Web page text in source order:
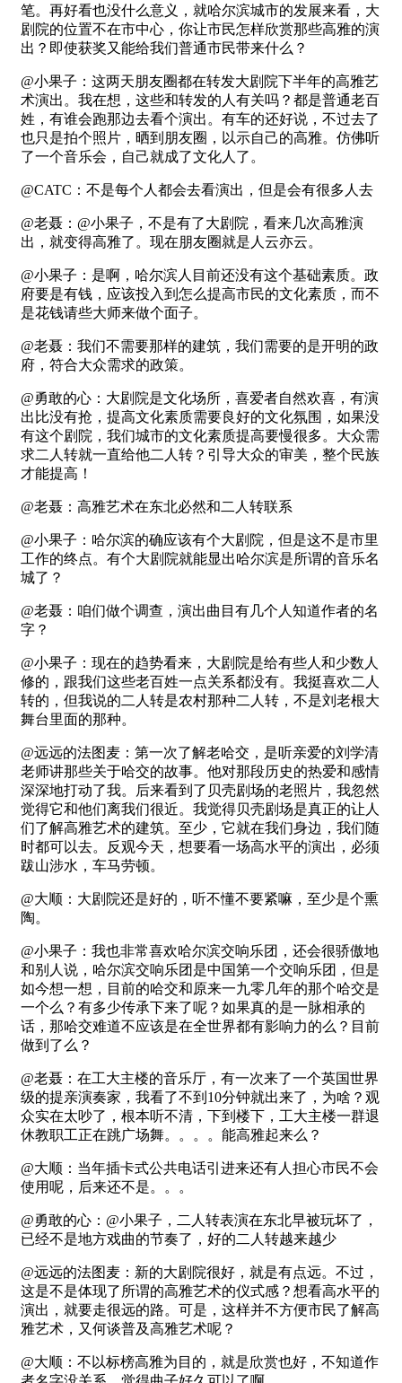
笔。再好看也没什么意义，就哈尔滨城市的发展来看，大
剧院的位置不在市中心，你让市民怎样欣赏那些高雅的演
出？即使获奖又能给我们普通市民带来什么？
@小果子：这两天朋友圈都在转发大剧院下半年的高雅艺
术演出。我在想，这些和转发的人有关吗？都是普通老百
姓，有谁会跑那边去看个演出。有车的还好说，不过去了
也只是拍个照片，晒到朋友圈，以示自己的高雅。仿佛听
了一个音乐会，自己就成了文化人了。
@CATC：不是每个人都会去看演出，但是会有很多人去
@老聂：@小果子，不是有了大剧院，看来几次高雅演
出，就变得高雅了。现在朋友圈就是人云亦云。
@小果子：是啊，哈尔滨人目前还没有这个基础素质。政
府要是有钱，应该投入到怎么提高市民的文化素质，而不
是花钱请些大师来做个面子。
@老聂：我们不需要那样的建筑，我们需要的是开明的政
府，符合大众需求的政策。
@勇敢的心：大剧院是文化场所，喜爱者自然欢喜，有演
出比没有抢，提高文化素质需要良好的文化氛围，如果没
有这个剧院，我们城市的文化素质提高要慢很多。大众需
求二人转就一直给他二人转？引导大众的审美，整个民族
才能提高！
@老聂：高雅艺术在东北必然和二人转联系
@小果子：哈尔滨的确应该有个大剧院，但是这不是市里
工作的终点。有个大剧院就能显出哈尔滨是所谓的音乐名
城了？
@老聂：咱们做个调查，演出曲目有几个人知道作者的名
字？
@小果子：现在的趋势看来，大剧院是给有些人和少数人
修的，跟我们这些老百姓一点关系都没有。我挺喜欢二人
转的，但我说的二人转是农村那种二人转，不是刘老根大
舞台里面的那种。
@远远的法图麦：第一次了解老哈交，是听亲爱的刘学清
老师讲那些关于哈交的故事。他对那段历史的热爱和感情
深深地打动了我。后来看到了贝壳剧场的老照片，我忽然
觉得它和他们离我们很近。我觉得贝壳剧场是真正的让人
们了解高雅艺术的建筑。至少，它就在我们身边，我们随
时都可以去。反观今天，想要看一场高水平的演出，必须
跋山涉水，车马劳顿。
@大顺：大剧院还是好的，听不懂不要紧嘛，至少是个熏
陶。
@小果子：我也非常喜欢哈尔滨交响乐团，还会很骄傲地
和别人说，哈尔滨交响乐团是中国第一个交响乐团，但是
如今想一想，目前的哈交和原来一九零几年的那个哈交是
一个么？有多少传承下来了呢？如果真的是一脉相承的
话，那哈交难道不应该是在全世界都有影响力的么？目前
做到了么？
@老聂：在工大主楼的音乐厅，有一次来了一个英国世界
级的提亲演奏家，我看了不到10分钟就出来了，为啥？观
众实在太吵了，根本听不清，下到楼下，工大主楼一群退
休教职工正在跳广场舞。。。。能高雅起来么？
@大顺：当年插卡式公共电话引进来还有人担心市民不会
使用呢，后来还不是。。。
@勇敢的心：@小果子，二人转表演在东北早被玩坏了，
已经不是地方戏曲的节奏了，好的二人转越来越少
@远远的法图麦：新的大剧院很好，就是有点远。不过，
这是不是体现了所谓的高雅艺术的仪式感？想看高水平的
演出，就要走很远的路。可是，这样并不方便市民了解高
雅艺术，又何谈普及高雅艺术呢？
@大顺：不以标榜高雅为目的，就是欣赏也好，不知道作